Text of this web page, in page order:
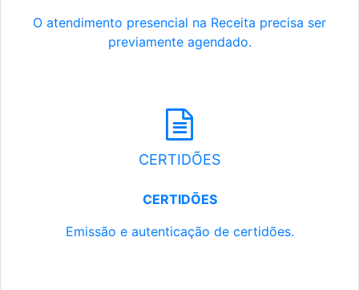
O atendimento presencial na Receita precisa ser
previamente agendado.
CERTIDÕES
CERTIDÕES
Emissão e autenticação de certidões.